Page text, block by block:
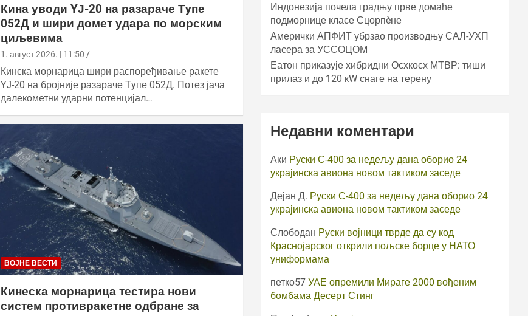
Кина уводи YЈ-20 на разараче Тyпе
052Д и шири домет удара по морским
циљевима
1. август 2026. | 11:50
Кинска морнарица шири распоређивање ракете
YЈ-20 на бројније разараче Тyпе 052Д. Потез јача
далекометни ударни потенцијал…
ВОЈНЕ ВЕСТИ
Кинеска морнарица тестира нови
систем противракетне одбране за
Индонезија почела градњу прве домаће
подморнице класе Сцорпèне
Амерички АПФИТ убрзао производњу САЛ-УХП
ласера за УССОЦОМ
Еатон приказује хибридни Осхкосх МТВР: тиши
прилаз и до 120 кW снаге на терену
Недавни коментари
Аки Руски С-400 за недељу дана оборио 24
украјинска авиона новом тактиком заседе
Дејан Д. Руски С-400 за недељу дана оборио 24
украјинска авиона новом тактиком заседе
Слободан Руски војници тврде да су код
Краснојарског открили пољске борце у НАТО
униформама
петко57 УАЕ опремили Мираге 2000 вођеним
бомбама Десерт Стинг